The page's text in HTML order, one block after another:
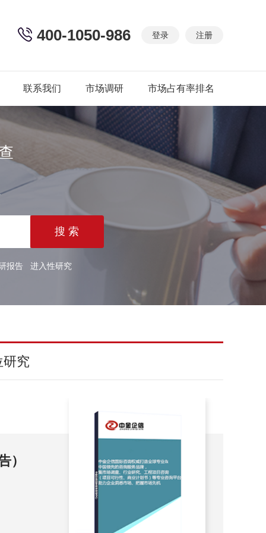
登录 注册
400-1050-986
联系我们 市场调研 市场占有率排名
报告 进入性研究
研究